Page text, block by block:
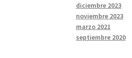
diciembre 2023
noviembre 2023
marzo 2021
septiembre 2020